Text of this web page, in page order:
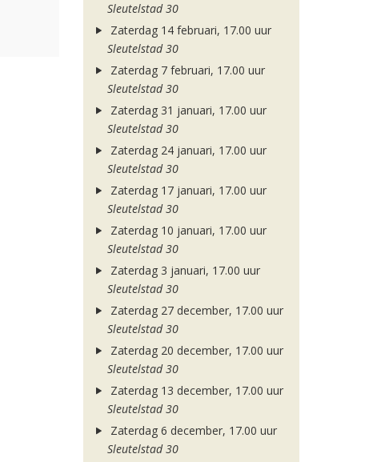
Sleutelstad 30
Zaterdag 14 februari, 17.00 uur
Sleutelstad 30
Zaterdag 7 februari, 17.00 uur
Sleutelstad 30
Zaterdag 31 januari, 17.00 uur
Sleutelstad 30
Zaterdag 24 januari, 17.00 uur
Sleutelstad 30
Zaterdag 17 januari, 17.00 uur
Sleutelstad 30
Zaterdag 10 januari, 17.00 uur
Sleutelstad 30
Zaterdag 3 januari, 17.00 uur
Sleutelstad 30
Zaterdag 27 december, 17.00 uur
Sleutelstad 30
Zaterdag 20 december, 17.00 uur
Sleutelstad 30
Zaterdag 13 december, 17.00 uur
Sleutelstad 30
Zaterdag 6 december, 17.00 uur
Sleutelstad 30